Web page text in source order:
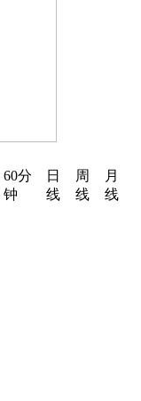
60分
钟
日
线
周
线
月
线